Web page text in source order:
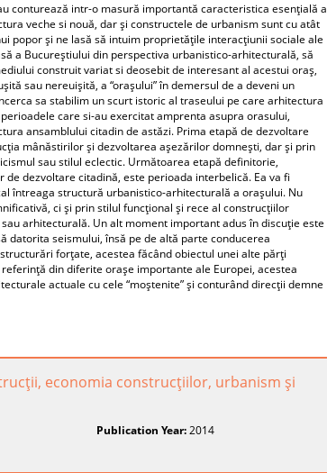
conturează intr-o masură importantă caracteristica esenţială a
veche si nouă, dar şi constructele de urbanism sunt cu atât
popor şi ne lasă să intuim proprietăţile interacţiunii sociale ale
a Bucureştiului din perspectiva urbanistico-arhitecturală, să
construit variat si deosebit de interesant al acestui oraş,
sau nereuişită, a “oraşului” în demersul de a deveni un
sa stabilim un scurt istoric al traseului pe care arhitectura
care si-au exercitat amprenta asupra orasului,
ansamblului citadin de astăzi. Prima etapă de dezvoltare
mânăstirilor şi dezvoltarea aşezărilor domneşti, dar şi prin
sau stilul eclectic. Următoarea etapă definitorie,
dezvoltare citadină, este perioada interbelică. Ea va fi
întreaga structură urbanistico-arhitecturală a oraşului. Nu
ci şi prin stilul funcţional şi rece al construcţiilor
arhitecturală. Un alt moment important adus în discuţie este
datorita seismului, însă pe de altă parte conducerea
forţate, acestea făcând obiectul unei alte părţi
din diferite oraşe importante ale Europei, acestea
actuale cu cele “moştenite” şi conturând direcţii demne
economia construcţiilor, urbanism şi
Publication Year:2014